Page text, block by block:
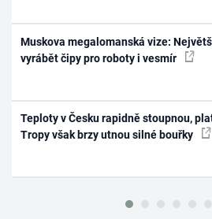
Muskova megalomanská vize:
vyrábět čipy pro roboty i vesmír
Teploty v Česku rapidně stoupnou,
Tropy však brzy utnou silné bouřky